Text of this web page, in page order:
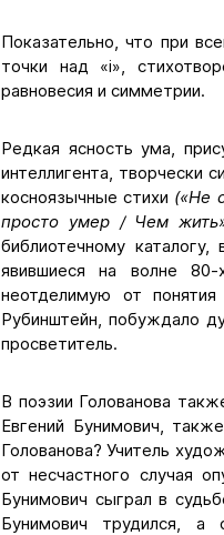
Показательно, что при
точки над «i»,
равновесия и симметрии.
Редкая ясность ума,
интеллигента, творчески
косноязычные стихи («Не
просто умер / Чем
библиотечному
явившиеся на волне
неотделимую от понятия
Рубинштейн, побуждало
просветитель.
В поэзии Голованова
Евгений Бунимович,
Голованова? Учитель
от несчастного случая
Бунимович сыграл в
Бунимович трудился,